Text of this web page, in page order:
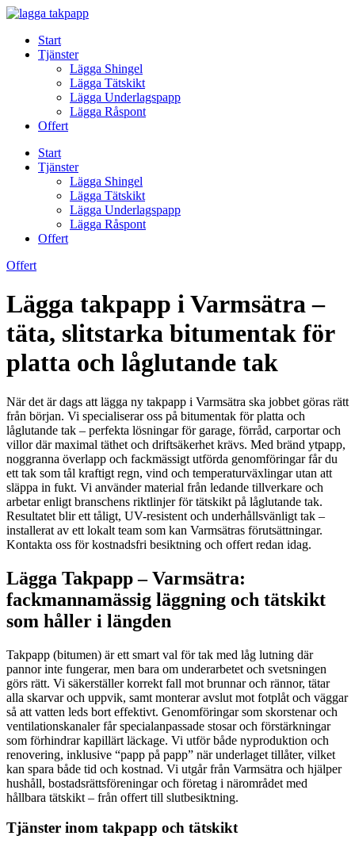
Skip
contentStart
Tjänster
Lägga Shingel
Lägga Tätskikt
Lägga Underlagspapp
Lägga Råspont
Offert
Start
Tjänster
Lägga Shingel
Lägga Tätskikt
Lägga Underlagspapp
Lägga Råspont
Offert
Offert
Lägga takpapp i Varmsätra –
täta, slitstarka bitumentak för
platta och låglutande tak
När det är dags att lägga ny takpapp i Varmsätra ska jobbet göras rätt
från början. Vi specialiserar oss på bitumentak för platta och
låglutande tak – perfekta lösningar för garage, förråd, carportar och
villor där maximal täthet och driftsäkerhet krävs. Med bränd ytpapp,
noggranna överlapp och fackmässigt utförda genomföringar får du
ett tak som tål kraftigt regn, vind och temperaturväxlingar utan att
släppa in fukt. Vi använder material från ledande tillverkare och
arbetar enligt branschens riktlinjer för tätskikt på låglutande tak.
Resultatet blir ett tåligt, UV-resistent och underhållsvänligt tak –
installerat av ett lokalt team som kan Varmsätras förutsättningar.
Kontakta oss för kostnadsfri besiktning och offert redan idag.
Lägga Takpapp – Varmsätra:
fackmannamässig läggning och tätskikt
som håller i längden
Takpapp (bitumen) är ett smart val för tak med låg lutning där
pannor inte fungerar, men bara om underarbetet och svetsningen
görs rätt. Vi säkerställer korrekt fall mot brunnar och rännor, tätar
alla skarvar och uppvik, samt monterar avslut mot fotplåt och väggar
så att vatten leds bort effektivt. Genomföringar som skorstenar och
ventilationskanaler får specialanpassade stosar och förstärkningar
som förhindrar kapillärt läckage. Vi utför både nyproduktion och
renovering, inklusive “papp på papp” när underlaget tillåter, vilket
kan spara både tid och kostnad. Vi utgår från Varmsätra och hjälper
hushåll, bostadsrättsföreningar och företag i närområdet med
hållbara tätskikt – från offert till slutbesiktning.
Tjänster inom takpapp och tätskikt